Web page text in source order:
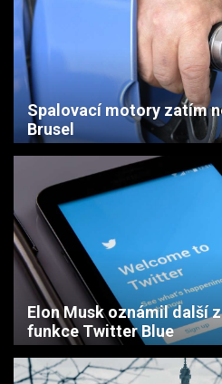
Spalovací motory zatím
Brusel
Elon Musk oznámil další
funkce Twitter Blue